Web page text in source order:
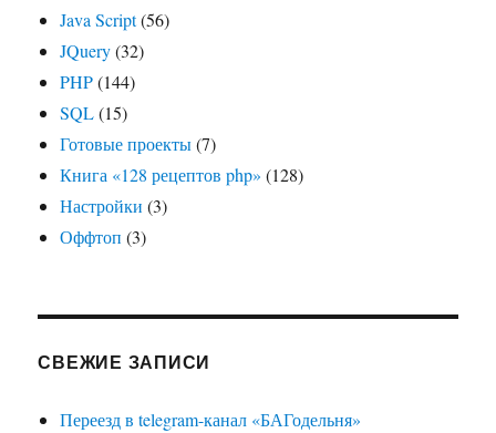
Java Script(56)
JQuery(32)
PHP(144)
SQL(15)
Готовые проекты(7)
Книга «128 рецептов php» (128)
Настройки (3)
Оффтоп (3)
СВЕЖИЕ ЗАПИСИ
Переезд в telegram-канал «БАГодельня»